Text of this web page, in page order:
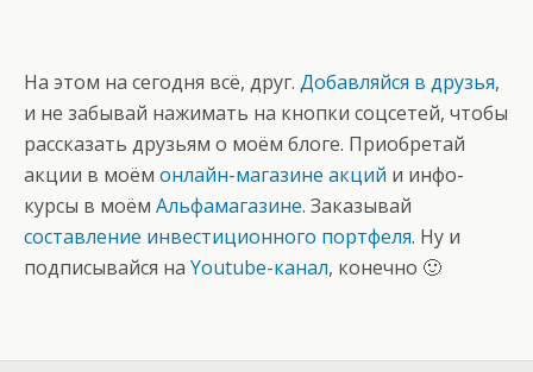
На этом на сегодня всё, друг. Добавляйся в друзья,
и не забывай нажимать на кнопки соцсетей, чтобы
рассказать друзьям о моём блоге. Приобретай
акции в моём онлайн-магазине акций и инфо-
курсы в моём Альфамагазине. Заказывай
составление инвестиционного портфеля. Ну и
подписывайся на Youtube-канал, конечно 🙂